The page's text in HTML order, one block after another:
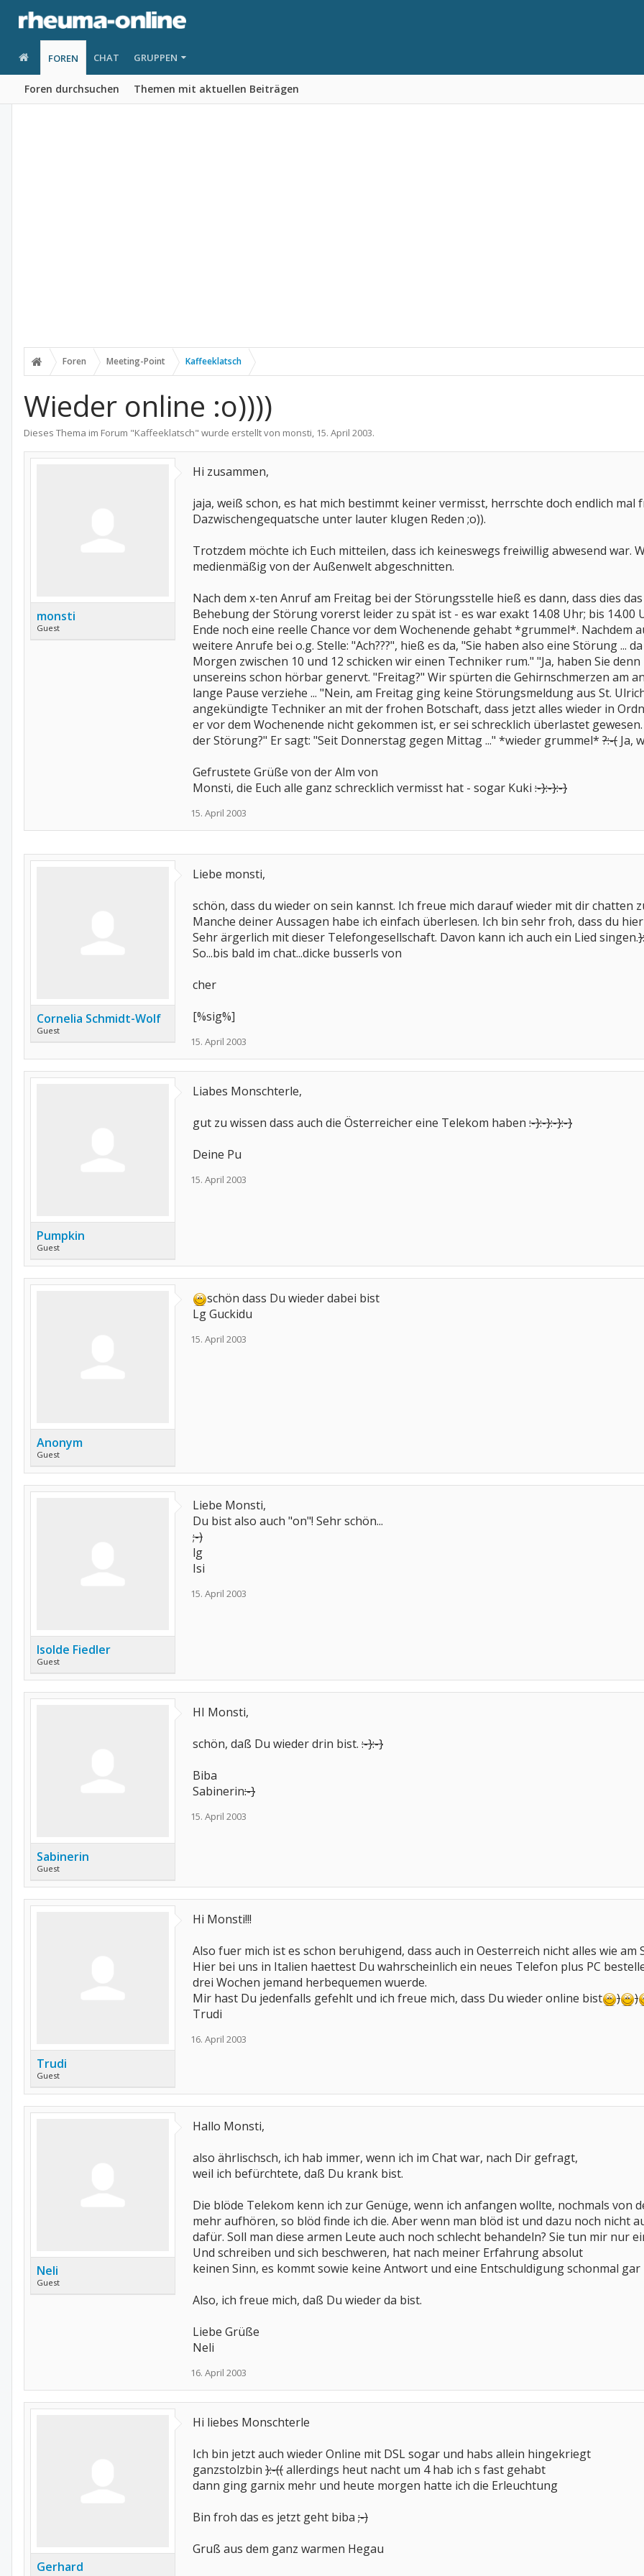
FOREN
Foren durchsuchen Themen mit aktuellen Beiträgen
CHAT GRUPPEN
Foren Meeting-Point Kaffeeklatsch
Wieder online :o))))
Dieses Thema im Forum "Kaffeeklatsch" wurde erstellt von monsti, 15. April 2003.
monsti
Guest
Hi zusammen,
jaja, weiß schon, es hat mich bestimmt keiner vermisst, herrschte doch endlich
Dazwischengequatsche unter lauter klugen Reden ;o)).
Trotzdem möchte ich Euch mitteilen, dass ich keineswegs freiwillig abwesend war.
medienmäßig von der Außenwelt abgeschnitten.
Nach dem x-ten Anruf am Freitag bei der Störungsstelle hieß es dann, dass dies
Behebung der Störung vorerst leider zu spät ist - es war exakt 14.08 Uhr; bis
Ende noch eine reelle Chance vor dem Wochenende gehabt *grummel*.
weitere Anrufe bei o.g. Stelle: "Ach???", hieß es da, "Sie haben also eine Störung
Morgen zwischen 10 und 12 schicken wir einen Techniker rum." "Ja, haben Sie
unsereins schon hörbar genervt. "Freitag?" Wir spürten die Gehirnschmerzen am
lange Pause verziehe ... "Nein, am Freitag ging keine Störungsmeldung aus St.
angekündigte Techniker an mit der frohen Botschaft, dass jetzt alles wieder in
er vor dem Wochenende nicht gekommen ist, er sei schrecklich überlastet
der Störung?" Er sagt: "Seit Donnerstag gegen Mittag ..." *wieder grummel* ?:-( Ja,
Gefrustete Grüße von der Alm von
Monsti, die Euch alle ganz schrecklich vermisst hat - sogar Kuki :-}:-}:-}
15. April 2003
Cornelia Schmidt-Wolf
Guest
Liebe monsti,
schön, dass du wieder on sein kannst. Ich freue mich darauf wieder mit dir chatten
Manche deiner Aussagen habe ich einfach überlesen. Ich bin sehr froh, dass du
Sehr ärgerlich mit dieser Telefongesellschaft. Davon kann ich auch ein Lied singen.
So...bis bald im chat...dicke busserls von
cher
[%sig%]
15. April 2003
Pumpkin
Guest
Liabes Monschterle,
gut zu wissen dass auch die Österreicher eine Telekom haben :-}:-}:-}:-}
Deine Pu
15. April 2003
Anonym
Guest
schön dass Du wieder dabei bist
Lg Guckidu
15. April 2003
Isolde Fiedler
Guest
Liebe Monsti,
Du bist also auch "on"! Sehr schön...
;-)
lg
Isi
15. April 2003
Sabinerin
Guest
HI Monsti,
schön, daß Du wieder drin bist. :-}:-}
Biba
Sabinerin:-}
15. April 2003
Trudi
Guest
Hi Monsti!!!
Also fuer mich ist es schon beruhigend, dass auch in Oesterreich nicht alles wie
Hier bei uns in Italien haettest Du wahrscheinlich ein neues Telefon plus PC
drei Wochen jemand herbequemen wuerde.
Mir hast Du jedenfalls gefehlt und ich freue mich, dass Du wieder online bist
)
)
Trudi
16. April 2003
Neli
Guest
Hallo Monsti,
also ährlischsch, ich hab immer, wenn ich im Chat war, nach Dir gefragt,
weil ich befürchtete, daß Du krank bist.
Die blöde Telekom kenn ich zur Genüge, wenn ich anfangen wollte, nochmals von
mehr aufhören, so blöd finde ich die. Aber wenn man blöd ist und dazu noch nicht
dafür. Soll man diese armen Leute auch noch schlecht behandeln? Sie tun mir nur
Und schreiben und sich beschweren, hat nach meiner Erfahrung absolut
keinen Sinn, es kommt sowie keine Antwort und eine Entschuldigung schonmal gar
Also, ich freue mich, daß Du wieder da bist.
Liebe Grüße
Neli
16. April 2003
Gerhard
Hi liebes Monschterle
Ich bin jetzt auch wieder Online mit DSL sogar und habs allein hingekriegt
ganzstolzbin }:-((allerdings heut nacht um 4 hab ich s fast gehabt
dann ging garnix mehr und heute morgen hatte ich die Erleuchtung
Bin froh das es jetzt geht biba ;-)
Gruß aus dem ganz warmen Hegau